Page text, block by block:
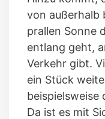
von außerhalb
prallen Sonne
entlang geht,
Verkehr gibt.
ein Stück
beispielsweise
Da ist es mit